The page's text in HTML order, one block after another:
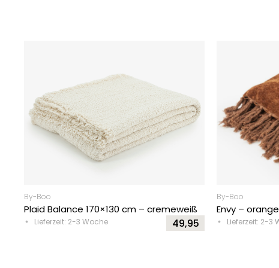
By-Boo
Plaid Balance 170×130 cm – cremeweiß
Lieferzeit: 2-3 Woche 49,95
By-Boo
Envy – orange
Lieferzeit: 2-3